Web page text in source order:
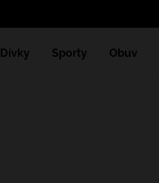
Dívky Sporty Obuv